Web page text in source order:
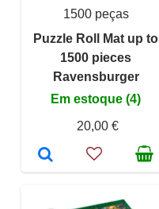
1500 peças
Puzzle Roll Mat up to
1500 pieces
Ravensburger
Em estoque (4)
20,00 €